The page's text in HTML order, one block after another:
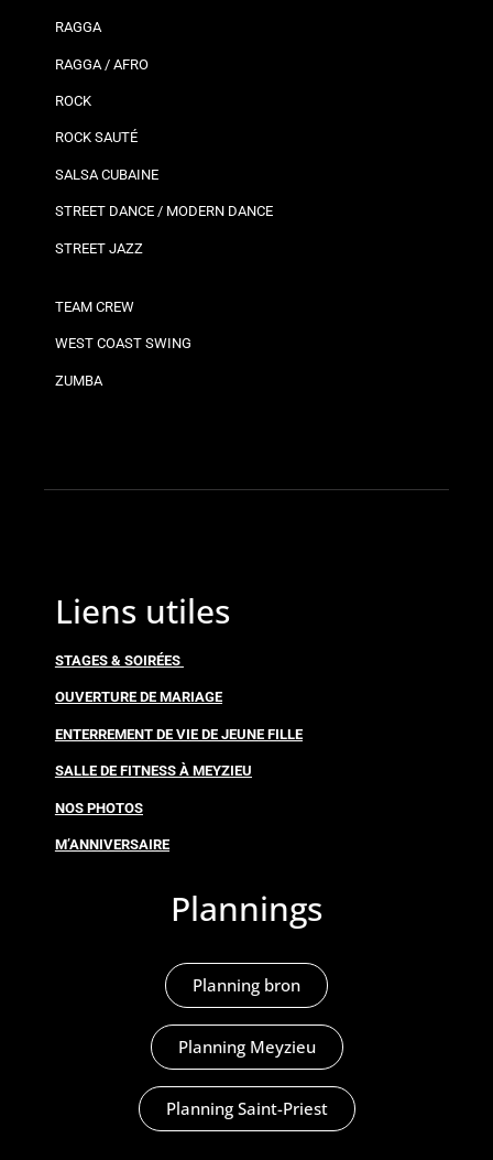
RAGGA
RAGGA / AFRO
ROCK
ROCK SAUTÉ
SALSA CUBAINE
STREET DANCE / MODERN DANCE
STREET JAZZ
TEAM CREW
WEST COAST SWING
ZUMBA
Liens utiles
STAGES & SOIRÉES
OUVERTURE DE MARIAGE
ENTERREMENT DE VIE DE JEUNE FILLE
SALLE DE FITNESS À MEYZIEU
NOS PHOTOS
M’ANNIVERSAIRE
Plannings
Planning bron
Planning Meyzieu
Planning Saint-Priest